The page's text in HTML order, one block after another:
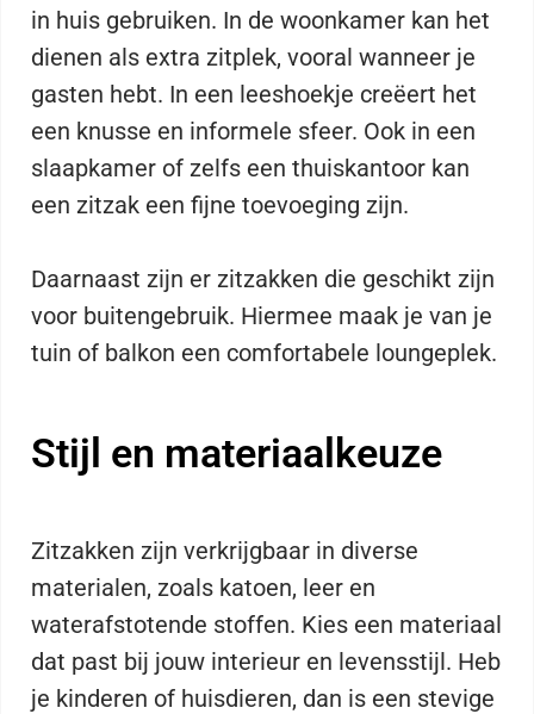
in huis gebruiken. In de woonkamer kan het
dienen als extra zitplek, vooral wanneer je
gasten hebt. In een leeshoekje creëert het
een knusse en informele sfeer. Ook in een
slaapkamer of zelfs een thuiskantoor kan
een zitzak een fijne toevoeging zijn.
Daarnaast zijn er zitzakken die geschikt zijn
voor buitengebruik. Hiermee maak je van je
tuin of balkon een comfortabele loungeplek.
Stijl en materiaalkeuze
Zitzakken zijn verkrijgbaar in diverse
materialen, zoals katoen, leer en
waterafstotende stoffen. Kies een materiaal
dat past bij jouw interieur en levensstijl. Heb
je kinderen of huisdieren, dan is een stevige